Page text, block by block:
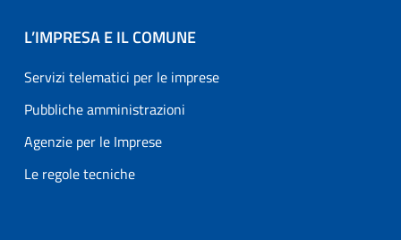
L’IMPRESA E IL COMUNE
Servizi telematici per le imprese
Pubbliche amministrazioni
Agenzie per le Imprese
Le regole tecniche